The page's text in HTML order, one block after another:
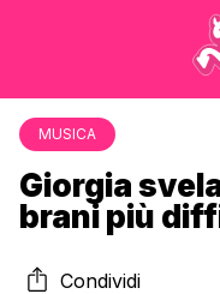
MUSICA
Giorgia
brani più
Condividi